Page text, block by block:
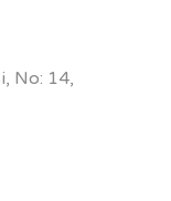
No: 14,